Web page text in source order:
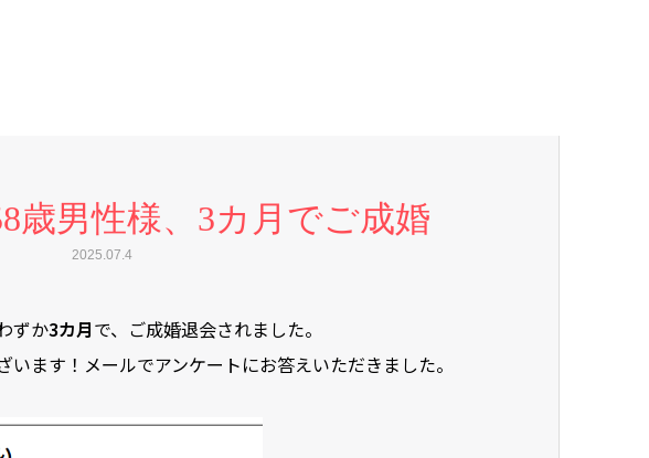
歳男性様、3カ月でご成婚
2025.07.4
ずか3カ月で、ご成婚退会されました。
ます！メールでアンケートにお答えいただきました。